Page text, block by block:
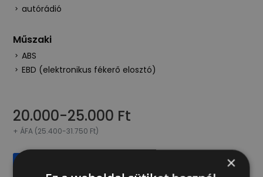
autórádió
Műszaki
ABS
EBD (elektronikus fékerő elosztó)
20.000-25.000 Ft
+ ÁFA (25.400-31.750 Ft)
×